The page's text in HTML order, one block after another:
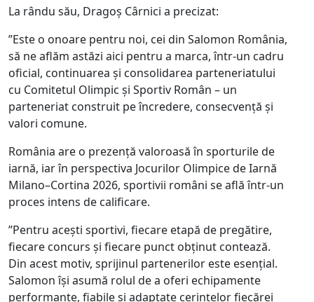
La rându său, Dragoș Cârnici a precizat:
”Este o onoare pentru noi, cei din Salomon România,
să ne aflăm astăzi aici pentru a marca, într-un cadru
oficial, continuarea și consolidarea parteneriatului
cu Comitetul Olimpic și Sportiv Român – un
parteneriat construit pe încredere, consecvență și
valori comune.
România are o prezență valoroasă în sporturile de
iarnă, iar în perspectiva Jocurilor Olimpice de Iarnă
Milano–Cortina 2026, sportivii români se află într-un
proces intens de calificare.
”Pentru acești sportivi, fiecare etapă de pregătire,
fiecare concurs și fiecare punct obținut contează.
Din acest motiv, sprijinul partenerilor este esențial.
Salomon își asumă rolul de a oferi echipamente
performante, fiabile și adaptate cerințelor fiecărei